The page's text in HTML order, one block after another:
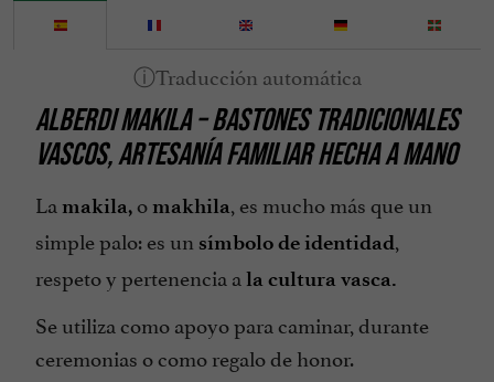
ALBERDI MAKILA–BASTONES TRADICIONALES
VASCOS,ARTESANÍA FAMILIARHECHA A MANO
La makila, o makhila, es mucho más que un
simple palo: es un símbolo de identidad,
respeto y pertenencia a la cultura vasca.
Se utiliza como apoyo para caminar, durante
ceremonias o como regalo de honor.